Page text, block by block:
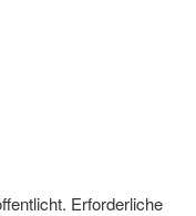
Erforderliche